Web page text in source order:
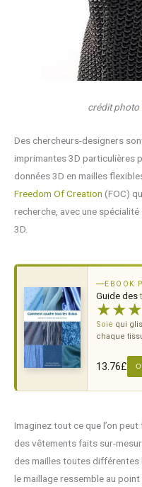
crédit photo
Des chercheurs-designers
imprimantes 3D particulières
données 3D en mailles
Freedom Of Creation (FOC)
recherche, avec une
3D.
EBOOK
Guide des
★★★
Soie qui
chaque
13.76£
Imaginez tout ce que l’on
des vêtements faits sur-
des mailles toutes différentes
le maillage ressemble au